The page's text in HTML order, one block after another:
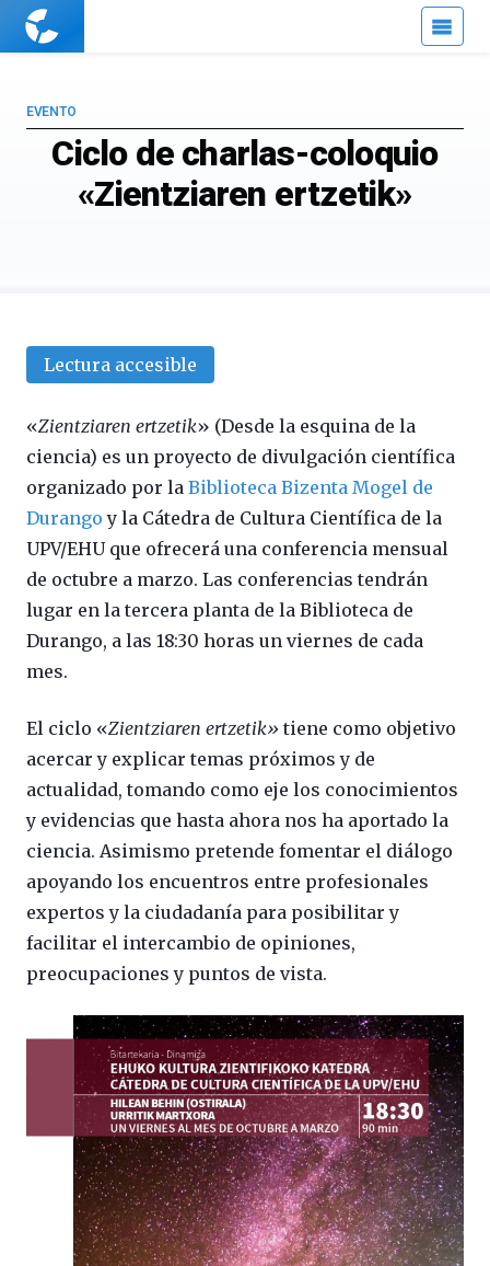
Cuaderno
Ciclo de charlas-coloquio
«Zientziaren ertzetik»
EVENTO
Lectura accesible
«Zientziaren ertzetik» (Desde la esquina de la
ciencia) es un proyecto de divulgación científica
organizado por la Biblioteca Bizenta Mogel de
Durango y la Cátedra de Cultura Científica de la
UPV/EHU que ofrecerá una conferencia mensual
de octubre a marzo. Las conferencias tendrán
lugar en la tercera planta de la Biblioteca de
Durango, a las 18:30 horas un viernes de cada
mes.
El ciclo «Zientziaren ertzetik» tiene como objetivo
acercar y explicar temas próximos y de
actualidad, tomando como eje los conocimientos
y evidencias que hasta ahora nos ha aportado la
ciencia. Asimismo pretende fomentar el diálogo
apoyando los encuentros entre profesionales
expertos y la ciudadanía para posibilitar y
facilitar el intercambio de opiniones,
preocupaciones y puntos de vista.